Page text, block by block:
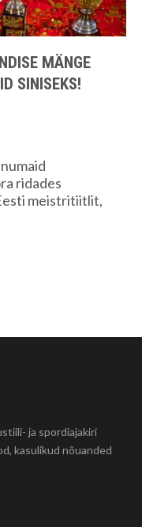
MÄNGE
SINISEKS!
ridades
meistritiitlit,
ja spordiajakiri
kasulikud nõuanded